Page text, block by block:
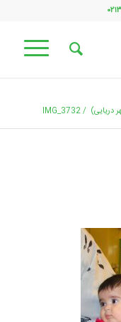
دریایی) /
IMG_3732